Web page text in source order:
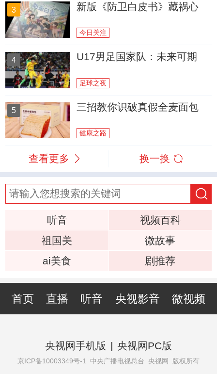
3 新版《防卫白皮书》藏祸心
今日关注
4 U17男足国家队：未来可期
足球之夜
5 三招教你识破真假全麦面包
健康之路
查看更多 换一换
听音
视频百科
祖国美
微故事
ai美食
剧推荐
首页 直播 听音 央视影音 微视频
央视网手机版 | 央视网PC版
京ICP备10003349号-1 中央广播电视总台 央视网 版权所有